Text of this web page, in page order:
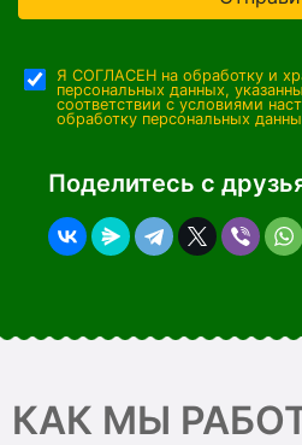
Я СОГЛАСЕН на обработку и
персональных данных,
соответствии с условиями
обработку персональных
Поделитесь с
КАК МЫ